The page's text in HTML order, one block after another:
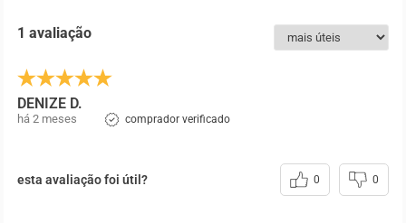
1 avaliação
DENIZE D.
há 2 meses comprador verificado
esta avaliação foi útil? 0 0